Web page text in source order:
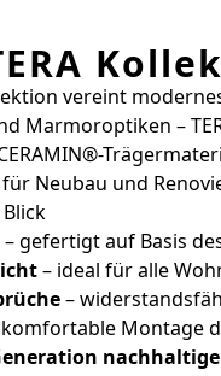
vereint
Marmoroptiken –
für Neubau und
– gefertigt auf Basis
– ideal für alle
–
Montage